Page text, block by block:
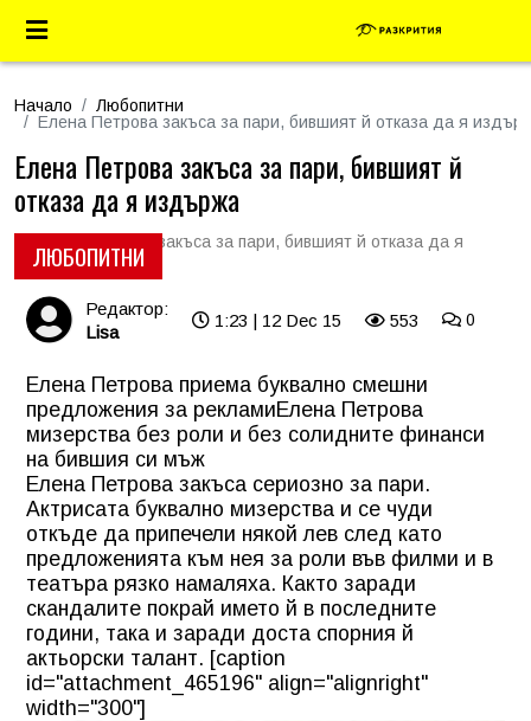
Начало
Любопитни
Елена Петрова закъса за пари, бившият й отказа да я
ЛЮБОПИТНИ
Елена Петрова закъса за пари, бившият й
отказа да я издържа
Редактор:
Lisa
1:23 | 12 Dec 15 553 0
Елена Петрова приема буквално смешни
предложения за рекламиЕлена Петрова
мизерства без роли и без солидните финанси
на бившия си мъж
Елена Петрова закъса сериозно за пари.
Актрисата буквално мизерства и се чуди
откъде да припечели някой лев след като
предложенията към нея за роли във филми и в
театъра рязко намаляха. Както заради
скандалите покрай името й в последните
години, така и заради доста спорния й
актьорски талант. [caption
id="attachment_465196" align="alignright"
width="300"]